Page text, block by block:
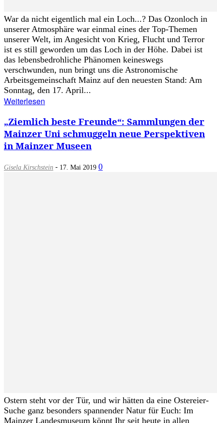
War da nicht eigentlich mal ein Loch...? Das Ozonloch in
unserer Atmosphäre war einmal eines der Top-Themen
unserer Welt, im Angesicht von Krieg, Flucht und Terror
ist es still geworden um das Loch in der Höhe. Dabei ist
das lebensbedrohliche Phänomen keineswegs
verschwunden, nun bringt uns die Astronomische
Arbeitsgemeinschaft Mainz auf den neuesten Stand: Am
Sonntag, den 17. April...
Weiterlesen
„Ziemlich beste Freunde“: Sammlungen der
Mainzer Uni schmuggeln neue Perspektiven
in Mainzer Museen
Gisela Kirschstein - 17. Mai 2019 0
Ostern steht vor der Tür, und wir hätten da eine Ostereier-
Suche ganz besonders spannender Natur für Euch: Im
Mainzer Landesmuseum könnt Ihr seit heute in allen